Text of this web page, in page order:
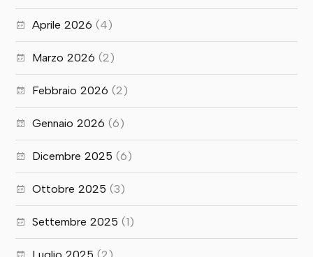
Aprile 2026 (4)
Marzo 2026 (2)
Febbraio 2026 (2)
Gennaio 2026 (6)
Dicembre 2025 (6)
Ottobre 2025 (3)
Settembre 2025 (1)